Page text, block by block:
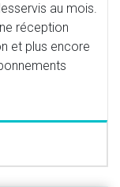
au mois.
réception
et plus encore